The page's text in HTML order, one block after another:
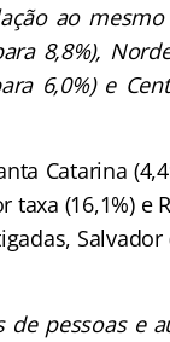
ao
8,8%),
6,0%) e
Catarina
(16,1%) e
Salvador
pessoas e